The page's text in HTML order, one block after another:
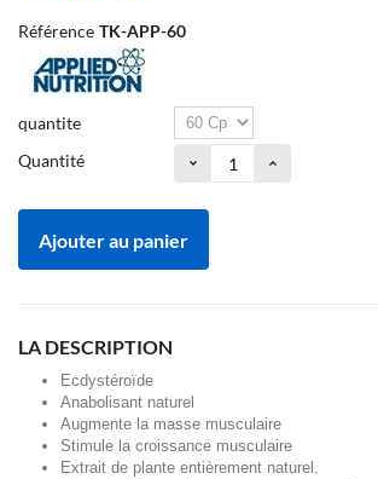
Référence TK-APP-60
quantite
Quantité
Ajouter au panier
LA DESCRIPTION
Ecdystéroïde
Anabolisant naturel
Augmente la masse musculaire
Stimule la croissance musculaire
Extrait de plante entièrement naturel.